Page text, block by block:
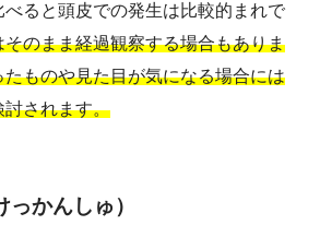
ると頭皮での発生は比較的まれで
そのまま経過観察する場合もありま
ものや見た目が気になる場合には
討されます。
かんしゅ）